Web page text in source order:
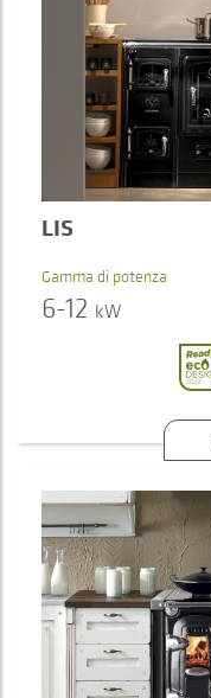
LIS
Gamma di potenza
6-12 kW